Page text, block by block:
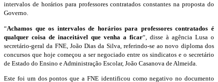
intervalos de horários para professores contratados constantes na proposta do
Governo.
“Achamos que os intervalos de horários para professores contratados é
qualquer coisa de inaceitável que venha a ficar“, disse à agência Lusa o
secretário-geral da FNE, João Dias da Silva, referindo-se ao novo diploma dos
concursos que hoje começou a ser negociado entre os sindicatos e o secretário
de Estado do Ensino e Administração Escolar, João Casanova de Almeida.
Este foi um dos pontos que a FNE identificou como negativo no documento